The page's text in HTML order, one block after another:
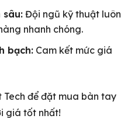
sâu: Đội ngũ kỹ thuật luôn
nhanh chóng.
bạch: Cam kết mức giá
để đặt mua bàn tay
giá tốt nhất!